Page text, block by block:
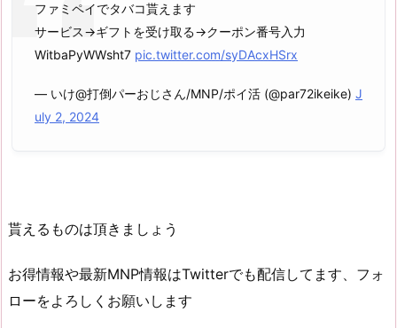
ファミペイでタバコ貰えます
サービス→ギフトを受け取る→クーポン番号入力
WitbaPyWWsht7 pic.twitter.com/syDAcxHSrx
— いけ@打倒パーおじさん/MNP/ポイ活 (@par72ikeike) J
uly 2, 2024
貰えるものは頂きましょう
お得情報や最新MNP情報はTwitterでも配信してます、フォ
ローをよろしくお願いします